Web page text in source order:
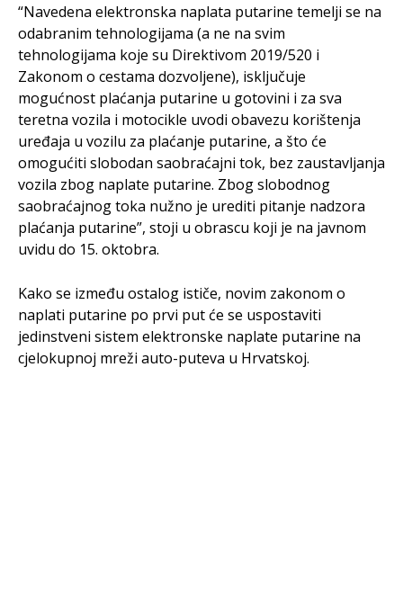
“Navedena elektronska naplata putarine temelji se na
odabranim tehnologijama (a ne na svim
tehnologijama koje su Direktivom 2019/520 i
Zakonom o cestama dozvoljene), isključuje
mogućnost plaćanja putarine u gotovini i za sva
teretna vozila i motocikle uvodi obavezu korištenja
uređaja u vozilu za plaćanje putarine, a što će
omogućiti slobodan saobraćajni tok, bez zaustavljanja
vozila zbog naplate putarine. Zbog slobodnog
saobraćajnog toka nužno je urediti pitanje nadzora
plaćanja putarine”, stoji u obrascu koji je na javnom
uvidu do 15. oktobra.
Kako se između ostalog ističe, novim zakonom o
naplati putarine po prvi put će se uspostaviti
jedinstveni sistem elektronske naplate putarine na
cjelokupnoj mreži auto-puteva u Hrvatskoj.